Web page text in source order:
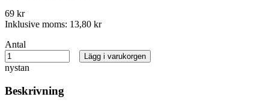
69 kr
Inklusive moms: 13,80 kr
Antal
nystan
Lägg i varukorgen
Beskrivning